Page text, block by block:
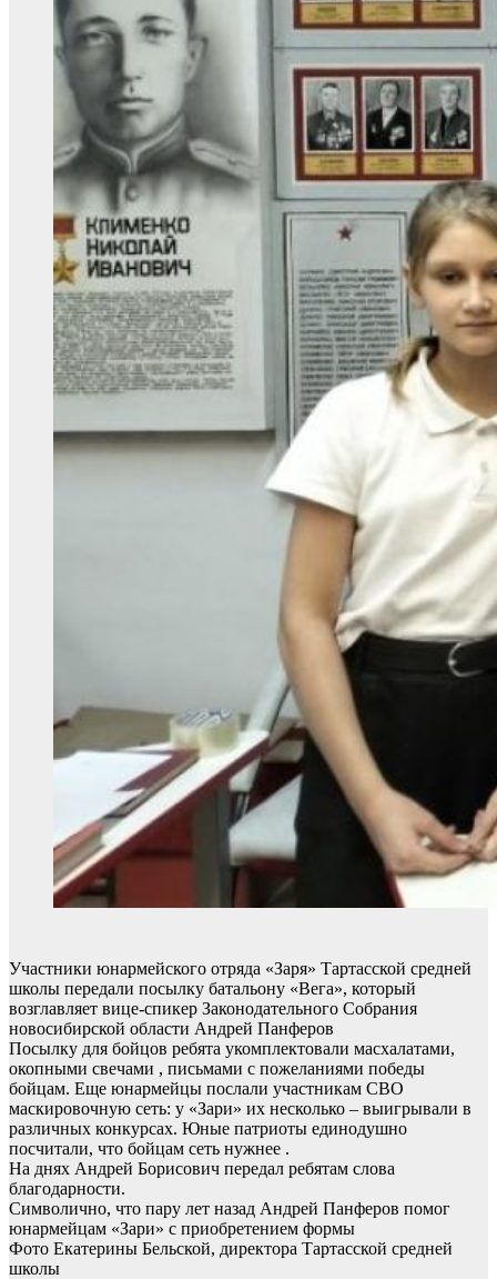
Участники юнармейского отряда «Заря» Тартасской средней
школы передали посылку батальону «Вега», который
возглавляет вице-спикер Законодательного Собрания
новосибирской области Андрей Панферов
Посылку для бойцов ребята укомплектовали масхалатами,
окопными свечами , письмами с пожеланиями победы
бойцам. Еще юнармейцы послали участникам СВО
маскировочную сеть: у «Зари» их несколько – выигрывали в
различных конкурсах. Юные патриоты единодушно
посчитали, что бойцам сеть нужнее .
На днях Андрей Борисович передал ребятам слова
благодарности.
Символично, что пару лет назад Андрей Панферов помог
юнармейцам «Зари» с приобретением формы
Фото Екатерины Бельской, директора Тартасской средней
школы